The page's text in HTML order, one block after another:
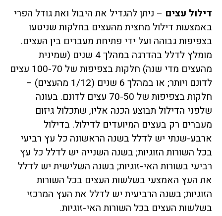
דילול עצים – ניתן להגדיל את היבול ואת גודל הפרי
באמצעות דילול מחצית מהעצים בחלקות שניטעו
בצפיפות גבוהה ועל ידי פתיחת מעברים בין העצים.
מומלץ לדלל בהדרגה במהלך 4 שנים (שמינית
מהעצים מדי שנה) חלקות בצפיפות של 100-70 עצים
לדונם ויותר; או במהלך 6 שנים (1/12 מהעצים) –
חלקות בצפיפות של 70-50 עצים לדונם. בעונה
שלפני הדילול תבוצע הכנה אליו, שתכלול גיזום
מעברים רק בעצים המיועדים לדילול. בדילול
ארבע-שנתי יש לדלל בשנה הראשונה כל עץ רביעי
בכל השורות הזוגיות; בשנה השנייה יש לדלל כל עץ
רביעי בשורות האי-זוגיות; בשנה השלישית יש לדלל
את העץ האמצעי בשלשות העצים בכל השורות
הזוגיות; בשנה הרביעית יש לדלל את העץ המרכזי
בשלשות העצים בכל השורות האי-זוגיות.